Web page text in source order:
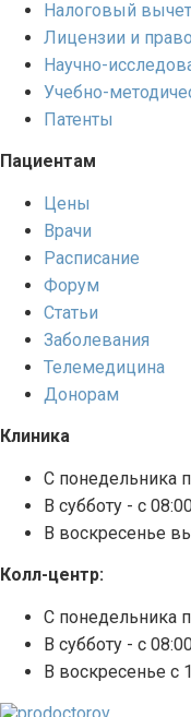
Налоговый вычет
Лицензии и
Научно-
Учебно-
Патенты
Пациентам
Цены
Врачи
Расписание
Форум
Статьи
Заболевания
Телемедицина
Донорам
Клиника
С понедельника
В субботу - с
В воскресенье
Колл-центр:
С понедельника
В субботу - с
В воскресенье с